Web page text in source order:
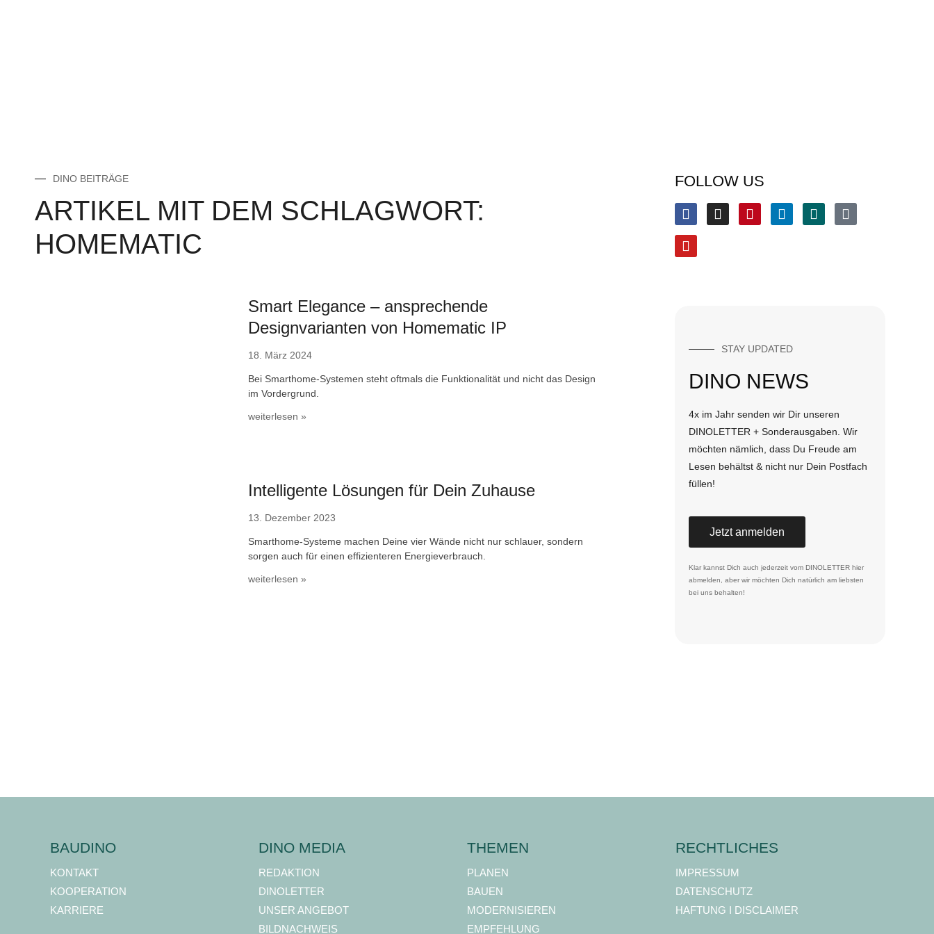
DINO BEITRÄGE
ARTIKEL MIT DEM SCHLAGWORT:
HOMEMATIC
Smart Elegance – ansprechende
Designvarianten von Homematic IP
18. März 2024
Bei Smarthome-Systemen steht oftmals die Funktionalität und nicht das Design
im Vordergrund.
weiterlesen »
Intelligente Lösungen für Dein Zuhause
13. Dezember 2023
Smarthome-Systeme machen Deine vier Wände nicht nur schlauer, sondern
sorgen auch für einen effizienteren Energieverbrauch.
weiterlesen »
FOLLOW US
STAY UPDATED
DINO NEWS
4x im Jahr senden wir Dir unseren
DINOLETTER + Sonderausgaben. Wir
möchten nämlich, dass Du Freude am
Lesen behältst & nicht nur Dein Postfach
füllen!
Jetzt anmelden
Klar kannst Dich auch jederzeit vom DINOLETTER hier
abmelden, aber wir möchten Dich natürlich am liebsten
bei uns behalten!
BAUDINO
KONTAKT
KOOPERATION
KARRIERE
DINO MEDIA
REDAKTION
DINOLETTER
UNSER ANGEBOT
BILDNACHWEIS
THEMEN
PLANEN
BAUEN
MODERNISIEREN
EMPFEHLUNG
RECHTLICHES
IMPRESSUM
DATENSCHUTZ
HAFTUNG I DISCLAIMER